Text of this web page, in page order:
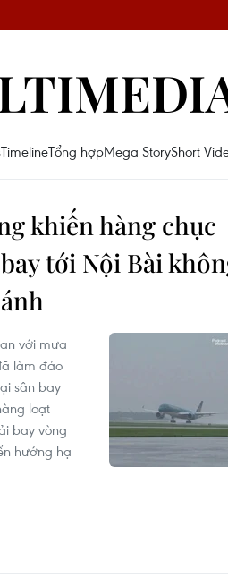
TimelineTổng hợpMega StoryShort
khiến hàng chục
tới Nội Bài
với mưa
làm đảo
sân bay
loạt
bay vòng
hướng hạ